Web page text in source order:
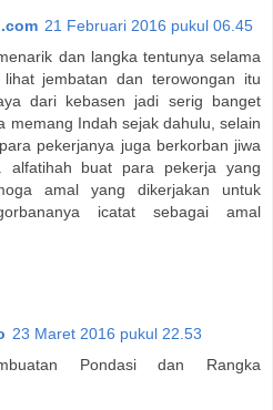
21 Februari 2016 pukul 06.45
dan langka tentunya selama
jembatan dan terowongan itu
dari kebasen jadi serig banget
memang Indah sejak dahulu, selain
pekerjanya juga berkorban jiwa
alfatihah buat para pekerja yang
amal yang dikerjakan untuk
icatat sebagai amal
23 Maret 2016 pukul 22.53
Pondasi dan Rangka